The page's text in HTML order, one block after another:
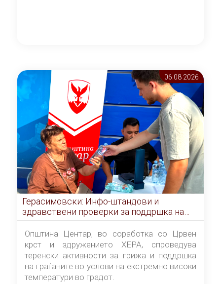
06.08 2026
Герасимовски: Инфо-штандови и
здравствени проверки за поддршка на
граѓаните во услови на топлотен бран
Општина Центар, во соработка со Црвен
крст и здружението ХЕРА, спроведува
теренски активности за грижа и поддршка
на граѓаните во услови на екстремно високи
температури во градот.